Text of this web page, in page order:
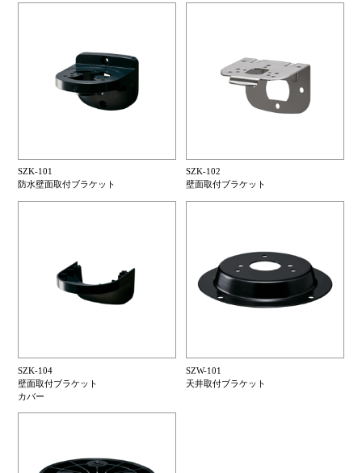
SZK-101
防水壁面取付ブラケット
SZK-102
壁面取付ブラケット
SZK-104
壁面取付ブラケット
カバー
SZW-101
天井取付ブラケット